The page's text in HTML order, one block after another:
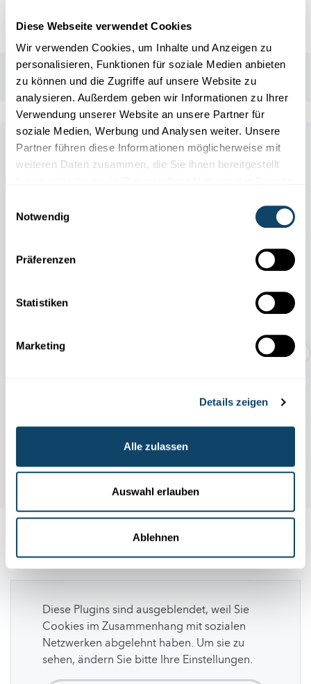
Diese Webseite verwendet Cookies
Wir verwenden Cookies, um Inhalte und Anzeigen zu
personalisieren, Funktionen für soziale Medien anbieten
zu können und die Zugriffe auf unsere Website zu
analysieren. Außerdem geben wir Informationen zu Ihrer
Verwendung unserer Website an unsere Partner für
soziale Medien, Werbung und Analysen weiter. Unsere
Partner führen diese Informationen möglicherweise mit
weiteren Daten zusammen, die Sie ihnen bereitgestellt
Notwendig
Präferenzen
Statistiken
Marketing
Details zeigen
Alle zulassen
Auswahl erlauben
Ablehnen
Other scientific events
Geschichten rund um den Abf...
Folgescience.lu
Diese Plugins sind ausgeblendet, weil Sie
Cookies im Zusammenhang mit sozialen
Netzwerken abgelehnt haben. Um sie zu
sehen, ändern Sie bitte Ihre Einstellungen.